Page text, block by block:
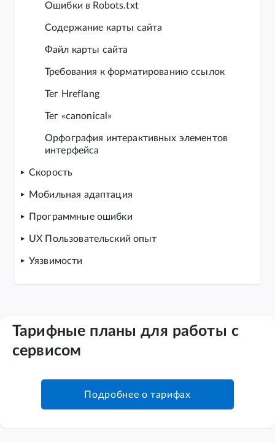
Ошибки в Robots.txt
Содержание карты сайта
Файл карты сайта
Требования к форматированию ссылок
Тег Hreflang
Тег «canonical»
Орфография интерактивных элементов
интерфейса
Скорость
Мобильная адаптация
Программные ошибки
UX Пользовательский опыт
Уязвимости
Тарифные планы для работы с
сервисом
Подробнее о тарифах